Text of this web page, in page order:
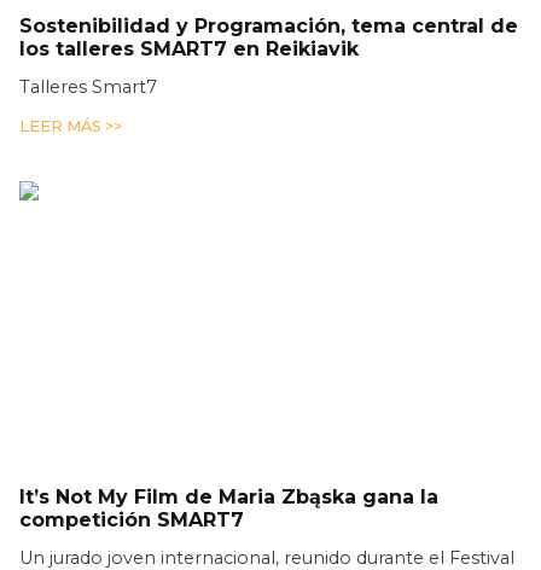
Sostenibilidad y Programación, tema central de
los talleres SMART7 en Reikiavik
Talleres Smart7
LEER MÁS >>
It’s Not My Film de Maria Zbąska gana la
competición SMART7
Un jurado joven internacional, reunido durante el Festival